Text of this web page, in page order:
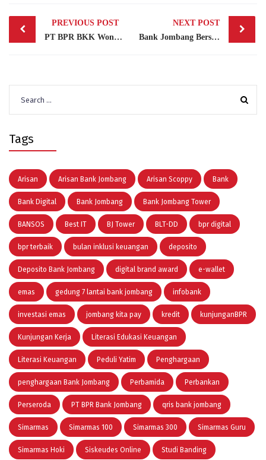
Post
navigation
PREVIOUS POST
PT BPR BKK Wonosobo Study Banding ke Bank Jombang untuk Peningkatan Kinerja dan Inovasi
NEXT POST
Bank Jombang Bersinar di LPS Awards 2023: Peran Aktif dalam Literasi Keuangan
for:
Tags
Arisan Arisan Bank Jombang Arisan Scoppy Bank
Bank Digital Bank Jombang Bank Jombang Tower
BANSOS Best IT BJ Tower BLT-DD bpr digital
bpr terbaik bulan inklusi keuangan deposito
Deposito Bank Jombang digital brand award e-wallet
emas gedung 7 lantai bank jombang infobank
investasi emas jombang kita pay kredit kunjunganBPR
Kunjungan Kerja Literasi Edukasi Keuangan
Literasi Keuangan Peduli Yatim Penghargaan
penghargaan Bank Jombang Perbamida Perbankan
Perseroda PT BPR Bank Jombang qris bank jombang
Simarmas Simarmas 100 Simarmas 300 Simarmas Guru
Simarmas Hoki Siskeudes Online Studi Banding